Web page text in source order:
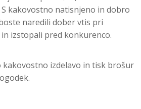
kakovostno natisnjeno in dobro
naredili dober vtis pri
izstopali pred konkurenco.
kakovostno izdelavo in tisk brošur